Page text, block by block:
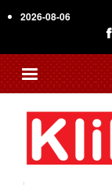
to
content
2026-08-06